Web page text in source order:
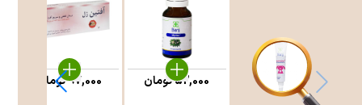
52,000تومان 97,000تومان